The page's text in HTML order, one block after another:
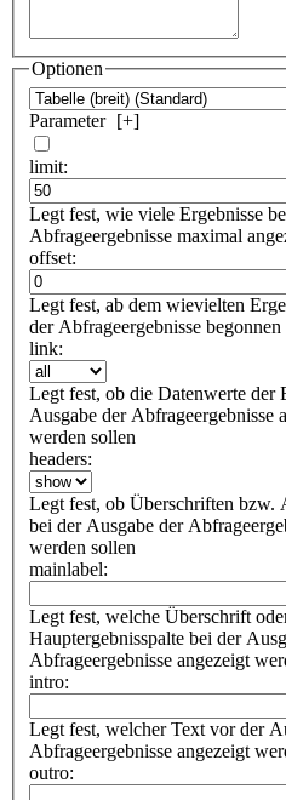
Optionen
Parameter [+]
limit:
Legt fest, wie viele Ergebnisse
Abfrageergebnisse maximal
offset:
Legt fest, ab dem wievielten
der Abfrageergebnisse
link:
Legt fest, ob die Datenwerte der
Ausgabe der Abfrageergebnisse
werden sollen
headers:
Legt fest, ob Überschriften bzw.
bei der Ausgabe der
werden sollen
mainlabel:
Legt fest, welche Überschrift
Hauptergebnisspalte bei der
Abfrageergebnisse angezeigt
intro:
Legt fest, welcher Text vor der
Abfrageergebnisse angezeigt
outro: